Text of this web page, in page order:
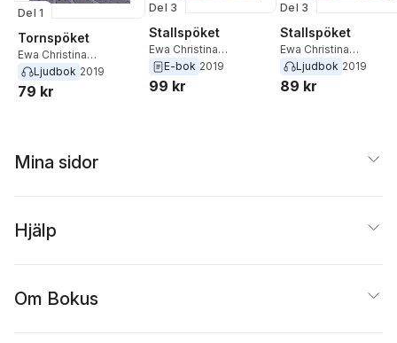
Del 1
Tornspöket
Ewa Christina
Johansson
Ljudbok 2019
79 kr
Del 3
Stallspöket
Ewa Christina
Johansson
E-bok 2019
99 kr
Del 3
Stallspöket
Ewa Christina
Johansson
Ljudbok 2019
89 kr
Mina sidor
Hjälp
Om Bokus